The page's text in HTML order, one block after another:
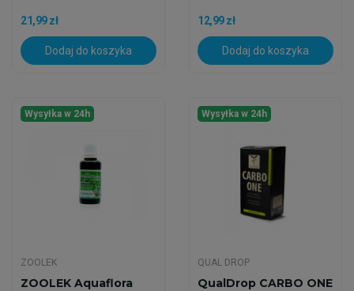
21,99 zł
Dodaj do koszyka
12,99 zł
Dodaj do koszyka
Wysyłka w 24h
ZOOLEK
ZOOLEK Aquaflora
Wysyłka w 24h
QUAL DROP
QualDrop CARBO ONE